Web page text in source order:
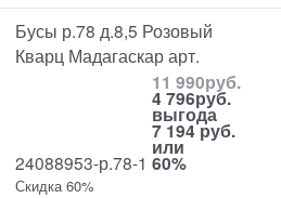
Бусы р.78 д.8,5 Розовый
Кварц Мадагаскар арт.
24088953-р.78-1
11 990руб.
4 796руб.
выгода
7 194 руб.
или
60%
Скидка 60%